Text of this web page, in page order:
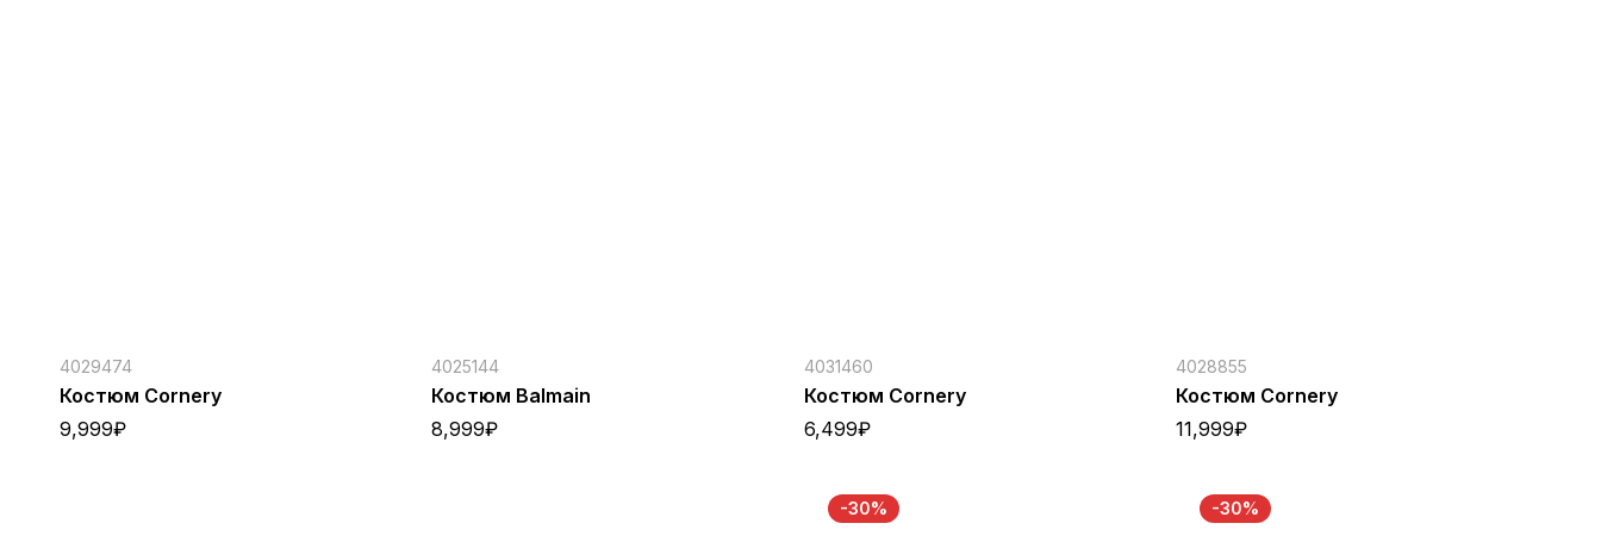
4029474
Костюм Cornery
9,999₽
4025144
Костюм Balmain
8,999₽
4031460
Костюм Cornery
6,499₽
4028855
Костюм Cornery
11,999₽
-30% -30%